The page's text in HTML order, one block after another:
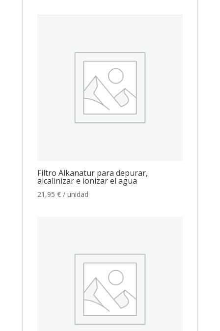
Filtro Alkanatur para depurar,
alcalinizar e ionizar el agua
21,95 € / unidad